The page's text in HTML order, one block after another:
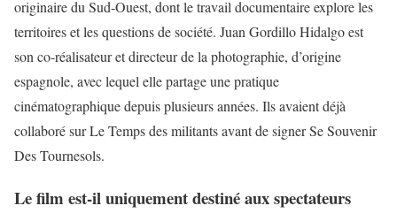
originaire du Sud-Ouest, dont le travail documentaire explore les
territoires et les questions de société. Juan Gordillo Hidalgo est
son co-réalisateur et directeur de la photographie, d’origine
espagnole, avec lequel elle partage une pratique
cinématographique depuis plusieurs années. Ils avaient déjà
collaboré sur Le Temps des militants avant de signer Se Souvenir
Des Tournesols.
Le film est-il uniquement destiné aux spectateurs